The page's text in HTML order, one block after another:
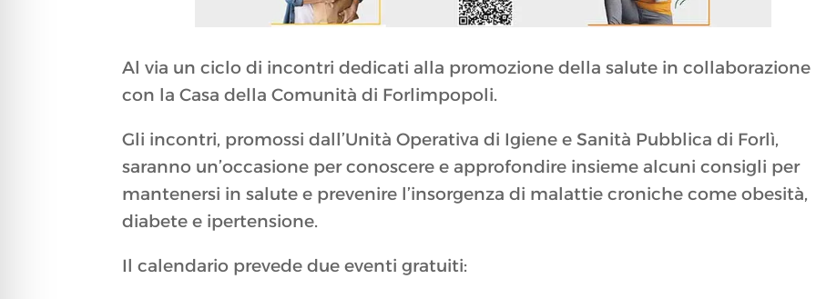
Al via un ciclo di incontri dedicati alla promozione della salute in collaborazione
con la Casa della Comunità di Forlimpopoli.
Gli incontri, promossi dall’Unità Operativa di Igiene e Sanità Pubblica di Forlì,
saranno un’occasione per conoscere e approfondire insieme alcuni consigli per
mantenersi in salute e prevenire l’insorgenza di malattie croniche come obesità,
diabete e ipertensione.
Il calendario prevede due eventi gratuiti: